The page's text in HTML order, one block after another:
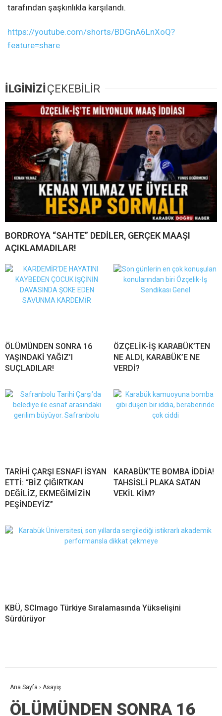
tarafından şaşkınlıkla karşılandı.
https://youtube.com/shorts/BDGnA6LnXoQ?
feature=share
İLGİNİZİ ÇEKEBİLİR
BORDROYA “SAHTE” DEDİLER, GERÇEK MAAŞI
AÇIKLAMADILAR!
ÖLÜMÜNDEN SONRA 16
YAŞINDAKİ YAĞIZ’I
SUÇLADILAR!
ÖZÇELİK-İŞ KARABÜK’TEN
NE ALDI, KARABÜK’E NE
VERDİ?
TARİHİ ÇARŞI ESNAFI İSYAN
ETTİ: “BİZ ÇIĞIRTKAN
DEĞİLİZ, EKMEĞİMİZİN
PEŞİNDEYİZ”
KARABÜK’TE BOMBA İDDİA!
TAHSİSLİ PLAKA SATAN
VEKİL KİM?
KBÜ, SCImago Türkiye Sıralamasında Yükselişini
Sürdürüyor
Ana Sayfa › Asayiş
ÖLÜMÜNDEN SONRA 16